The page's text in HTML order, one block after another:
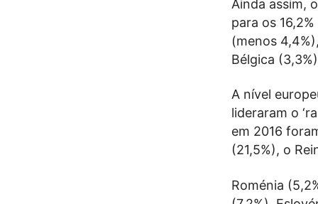
Ainda assim,
para os
(menos
Bélgica
A nível
lideraram o
em 2016
(21,5%), o
Roménia